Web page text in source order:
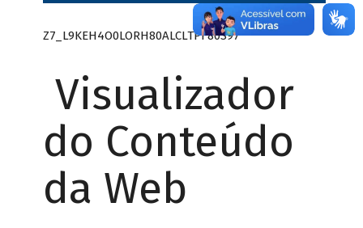
Z7_L9KEH4O0LORH80ALCLTPF80S97
Visualizador
do Conteúdo
da Web